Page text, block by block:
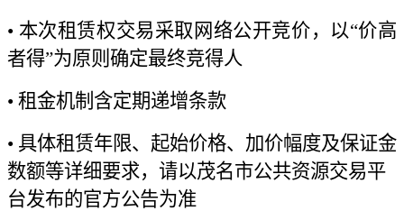
• 本次租赁权交易采取网络公开竞价，以“价高
者得”为原则确定最终竞得人
• 租金机制含定期递增条款
• 具体租赁年限、起始价格、加价幅度及保证金
数额等详细要求，请以茂名市公共资源交易平
台发布的官方公告为准